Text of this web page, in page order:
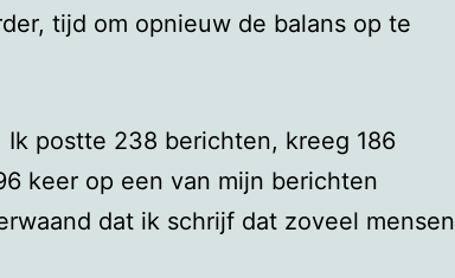
tijd om opnieuw de balans op te
Ik postte 238 berichten, kreeg 186
keer op een van mijn berichten
dat ik schrijf dat zoveel mensen